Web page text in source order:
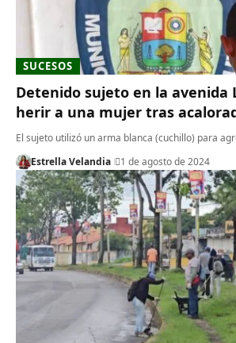
SUCESOS
Detenido sujeto en la avenida
herir a una mujer tras
El sujeto utilizó un arma blanca (cuchillo) para
Estrella Velandia
1 de agosto de 2024